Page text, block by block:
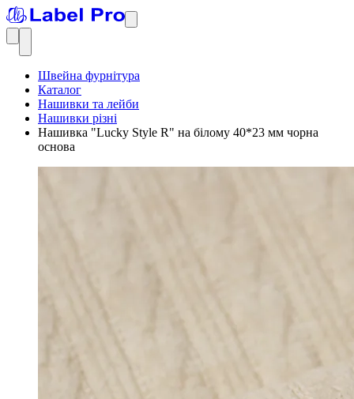
Швейна фурнітура
Каталог
Нашивки та лейби
Нашивки різні
Нашивка "Lucky Style R" на білому 40*23 мм чорна
основа